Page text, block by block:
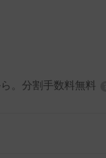
。分割手数料無料